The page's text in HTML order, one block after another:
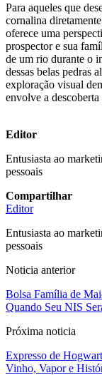
Para aqueles que
cornalina
oferece uma
prospector e sua
de um rio durante o
dessas belas pedras
exploração visual
envolve a
Editor
Entusiasta ao
pessoais
Compartilhar
Editor
Entusiasta ao
pessoais
Noticia anterior
Bolsa Família de
Quando Seu NIS
Próxima noticia
Expresso de
Vinho, Vapor e